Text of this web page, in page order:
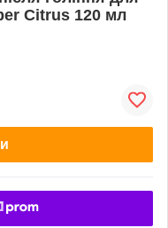
Citrus 120 мл